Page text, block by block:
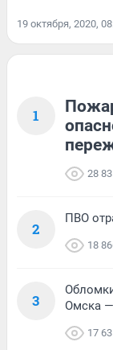
19 октября, 2020,
1
28
2
ПВО
18
3
Омска
17